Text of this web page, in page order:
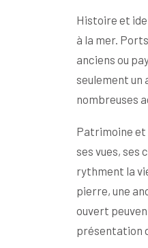
Histoire et
à la mer.
anciens ou
seulement un
nombreuses
Patrimoine et
ses vues, ses
rythment la
pierre, une
ouvert
présentation